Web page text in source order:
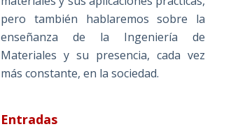
pero también hablaremos sobre la
enseñanza de la Ingeniería de
Materiales y su presencia, cada vez
más constante, en la sociedad.
Entradas